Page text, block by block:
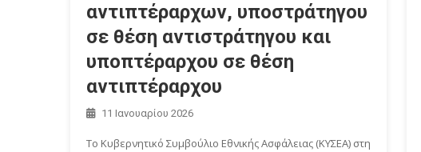
αντιπτέραρχων, υποστράτηγου
σε θέση αντιστράτηγου και
υποπτέραρχου σε θέση
αντιπτέραρχου
11 Ιανουαρίου 2026
Το Κυβερνητικό Συμβούλιο Εθνικής Ασφάλειας (ΚΥΣΕΑ) στη